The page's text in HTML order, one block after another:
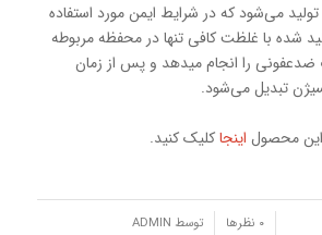
می‌شود که در شرایط ایمن مورد استفاده
شده با غلظت کافی تنها در محفظه مربوطه
را انجام میدهد و پس از زمان
تبدیل می‌شود.
این محصول اینجاکلیک کنید.
۰ نظرها توسط ADMIN